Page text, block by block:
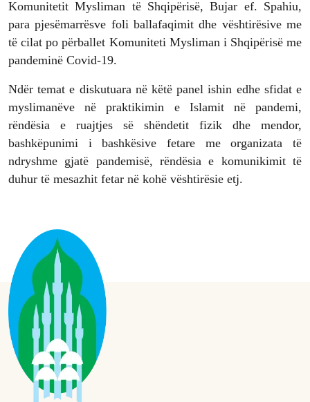
Komunitetit Mysliman të Shqipërisë, Bujar ef. Spahiu,
para pjesëmarrësve foli ballafaqimit dhe vështirësive me
të cilat po përballet Komuniteti Mysliman i Shqipërisë me
pandeminë Covid-19.
Ndër temat e diskutuara në këtë panel ishin edhe sfidat e
myslimanëve në praktikimin e Islamit në pandemi,
rëndësia e ruajtjes së shëndetit fizik dhe mendor,
bashkëpunimi i bashkësive fetare me organizata të
ndryshme gjatë pandemisë, rëndësia e komunikimit të
duhur të mesazhit fetar në kohë vështirësie etj.